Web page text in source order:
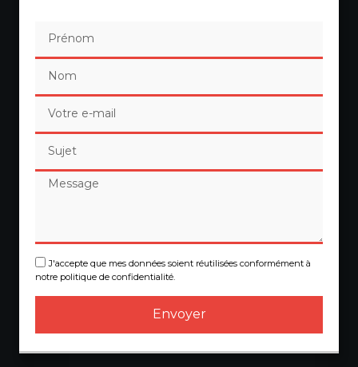
J'accepte que mes données soient réutilisées conformément à
notre politique de confidentialité.
Envoyer